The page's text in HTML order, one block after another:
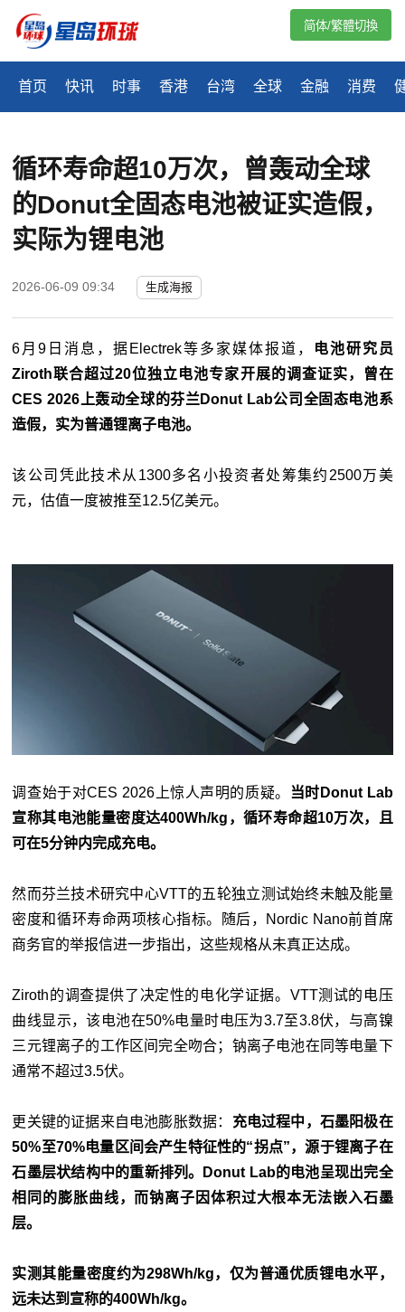
首页 快讯 时事 香港 台湾 全球 金融 消费
简体/繁體切換
循环寿命超10万次，曾轰动全球
的Donut全固态电池被证实造假，
实际为锂电池
2026-06-09 09:34 生成海报
6月9日消息，据Electrek等多家媒体报道，
电池研究员
Ziroth联合超过20位独立电池专家开展的调查证实，曾在
CES 2026上轰动全球的芬兰Donut Lab公司全固态电池系
造假，实为普通锂离子电池。
该公司凭此技术从1300多名小投资者处筹集约2500万美
元，估值一度被推至12.5亿美元。
调查始于对CES 2026上惊人声明的质疑。
当时Donut Lab
宣称其电池能量密度达400Wh/kg，循环寿命超10万次，且
可在5分钟内完成充电。
然而芬兰技术研究中心VTT的五轮独立测试始终未触及能量
密度和循环寿命两项核心指标。随后，Nordic Nano前首席
商务官的举报信进一步指出，这些规格从未真正达成。
Ziroth的调查提供了决定性的电化学证据。VTT测试的电压
曲线显示，该电池在50%电量时电压为3.7至3.8伏，与高镍
三元锂离子的工作区间完全吻合；钠离子电池在同等电量下
通常不超过3.5伏。
更关键的证据来自电池膨胀数据： 充电过程中，石墨阳极在
50%至70%电量区间会产生特征性的“拐点”，源于锂离子在
石墨层状结构中的重新排列。Donut Lab的电池呈现出完全
相同的膨胀曲线，而钠离子因体积过大根本无法嵌入石墨
层。
实测其能量密度约为298Wh/kg，仅为普通优质锂电水平，
远未达到宣称的400Wh/kg。